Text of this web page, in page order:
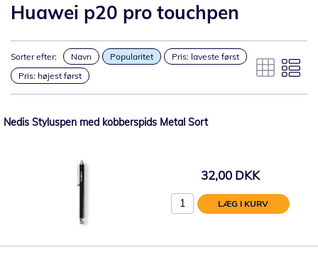
Huawei p20 pro touchpen
Sorter efter: Navn Popularitet
Pris: laveste først
Pris: højest først
Nedis Styluspen med kobberspids Metal Sort
32,00 DKK
LÆG I KURV